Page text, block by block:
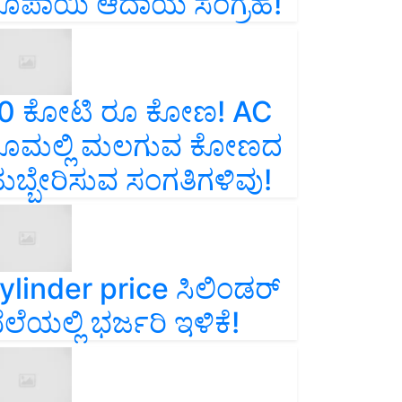
ಕೋಟಿ ರೂ ಕೋಣ! AC
ಮಲಗುವ ಕೋಣದ
ಸಂಗತಿಗಳಿವು!
price ಸಿಲಿಂಡರ್‌
ಭರ್ಜರಿ ಇಳಿಕೆ!